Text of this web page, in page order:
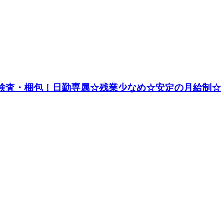
査・梱包！日勤専属☆残業少なめ☆安定の月給制☆